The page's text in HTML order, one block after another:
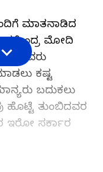
ಮಾತನಾಡಿದ
ನರೇಂದ್ರ ಮೋದಿ
ಬಡವರು
ಕಷ್ಟ
ಬದುಕಲು
ಹೊಟ್ಟೆ ತುಂಬಿದವರ
ಇರೋ ಸರ್ಕಾರ